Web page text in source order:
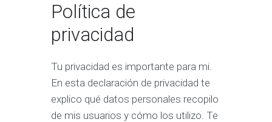
Política de
privacidad
Tu privacidad es importante para mi.
En esta declaración de privacidad te
explico qué datos personales recopilo
de mis usuarios y cómo los utilizo. Te